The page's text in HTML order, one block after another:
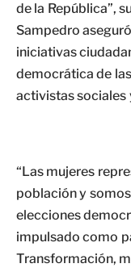
de la República”,
Sampedro
iniciativas
democrática de
activistas sociales
“Las mujeres
población y
elecciones
impulsado como
Transformación,